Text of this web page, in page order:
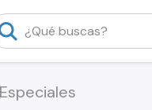
Especiales